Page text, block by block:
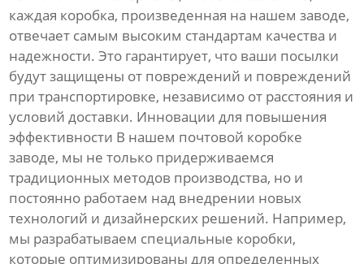
каждая коробка, произведенная на нашем заводе,
отвечает самым высоким стандартам качества и
надежности. Это гарантирует, что ваши посылки
будут защищены от повреждений и повреждений
при транспортировке, независимо от расстояния и
условий доставки. Инновации для повышения
эффективности В нашем почтовой коробке
заводе, мы не только придерживаемся
традиционных методов производства, но и
постоянно работаем над внедрении новых
технологий и дизайнерских решений. Например,
мы разрабатываем специальные коробки,
которые оптимизированы для определенных